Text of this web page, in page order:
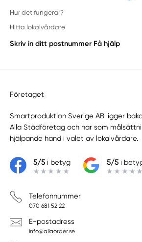
Hur det fungerar?
Hitta lokalvårdare
Skriv in ditt postnummer Få hjälp
Företaget
Smartproduktion Sverige AB ligger
Alla Städföretag och har som
hjälpande hand i valet av lokalvårdare.
5/5i betyg 5/5i
Telefonnummer
070 681 52 22
E-postadress
info@allaorder.se